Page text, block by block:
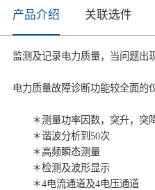
产品介绍 关联选件
监测及记录电力质量，当问题出
电力质量故障诊断功能较全面的
＊测量功率因数，突升，突
＊谐波分析到50次
＊高频瞬态测量
＊检测及波形显示
＊4电流通道及4电压通道